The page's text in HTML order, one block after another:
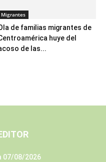
Migrantes
de familias migrantes de
huye del
de las...
07/08/2026